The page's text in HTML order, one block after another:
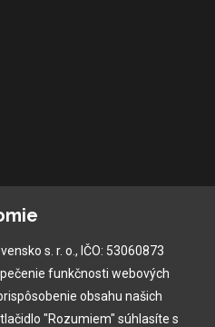
s. r. o., IČO: 53060873
funkčnosti webových
obsahu našich
"Rozumiem" súhlasíte s